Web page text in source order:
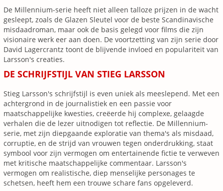
De Millennium-serie heeft niet alleen talloze prijzen in de wacht
gesleept, zoals de Glazen Sleutel voor de beste Scandinavische
misdaadroman, maar ook de basis gelegd voor films die zijn
visionaire werk eer aan doen. De voortzetting van zijn serie door
David Lagercrantz toont de blijvende invloed en populariteit van
Larsson's creaties.
DE SCHRIJFSTIJL VAN STIEG LARSSON
Stieg Larsson's schrijfstijl is even uniek als meeslepend. Met een
achtergrond in de journalistiek en een passie voor
maatschappelijke kwesties, creëerde hij complexe, gelaagde
verhalen die de lezer uitnodigen tot reflectie. De Millennium-
serie, met zijn diepgaande exploratie van thema's als misdaad,
corruptie, en de strijd van vrouwen tegen onderdrukking, staat
symbool voor zijn vermogen om entertainende fictie te verweven
met kritische maatschappelijke commentaar. Larsson's
vermogen om realistische, diep menselijke personages te
schetsen, heeft hem een trouwe schare fans opgeleverd.